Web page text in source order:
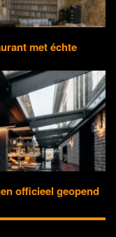
met échte
officieel geopend